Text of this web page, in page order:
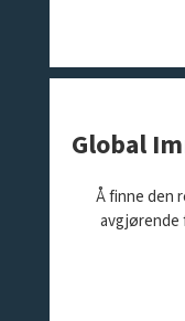
Global
Å finne den
avgjørende